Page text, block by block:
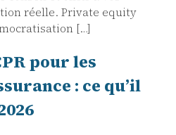
réelle. Private equity
[…]
pour les
: ce qu’il